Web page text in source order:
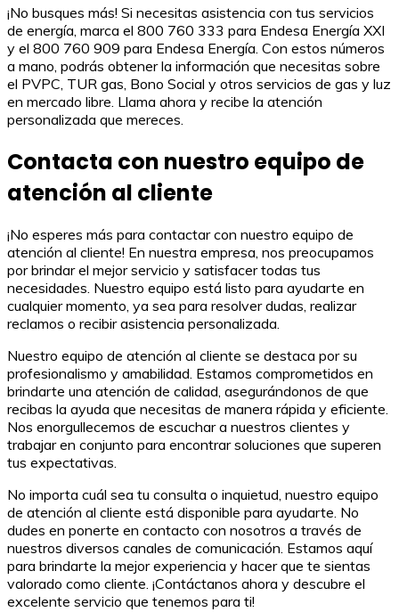
¡No busques más! Si necesitas asistencia con tus servicios
de energía, marca el 800 760 333 para Endesa Energía XXI
y el 800 760 909 para Endesa Energía. Con estos números
a mano, podrás obtener la información que necesitas sobre
el PVPC, TUR gas, Bono Social y otros servicios de gas y luz
en mercado libre. Llama ahora y recibe la atención
personalizada que mereces.
Contacta con nuestro equipo de
atención al cliente
¡No esperes más para contactar con nuestro equipo de
atención al cliente! En nuestra empresa, nos preocupamos
por brindar el mejor servicio y satisfacer todas tus
necesidades. Nuestro equipo está listo para ayudarte en
cualquier momento, ya sea para resolver dudas, realizar
reclamos o recibir asistencia personalizada.
Nuestro equipo de atención al cliente se destaca por su
profesionalismo y amabilidad. Estamos comprometidos en
brindarte una atención de calidad, asegurándonos de que
recibas la ayuda que necesitas de manera rápida y eficiente.
Nos enorgullecemos de escuchar a nuestros clientes y
trabajar en conjunto para encontrar soluciones que superen
tus expectativas.
No importa cuál sea tu consulta o inquietud, nuestro equipo
de atención al cliente está disponible para ayudarte. No
dudes en ponerte en contacto con nosotros a través de
nuestros diversos canales de comunicación. Estamos aquí
para brindarte la mejor experiencia y hacer que te sientas
valorado como cliente. ¡Contáctanos ahora y descubre el
excelente servicio que tenemos para ti!